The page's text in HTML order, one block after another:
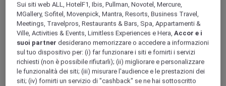
World
Europe
France
Brittany
COTES-D'ARMOR
Sui siti web ALL, HotelF1, Ibis, Pullman, Novotel, Mercure,
MGallery, Sofitel, Movenpick, Mantra, Resorts, Business Travel,
Meetings, Travelpros, Restaurants & Bars, Spa, Appartamenti &
Ville, Activities & Events, Limitless Experiences e Hera,Accor e i
suoi partner desiderano memorizzare o accedere a informazioni
sul tuo dispositivo per: (i) far funzionare i siti e fornirti i servizi
richiesti (non è possibile rifiutarli); (ii) migliorare e personalizzare
le funzionalità dei siti; (iii) misurare l'audience e le prestazioni dei
siti; (iv) fornirti un servizio di "cashback" se ne hai sottoscritto